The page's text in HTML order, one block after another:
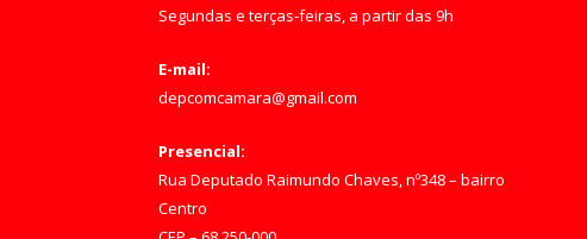
Segundas e terças-feiras, a partir das 9h
E-mail:
depcomcamara@gmail.com
Presencial:
Rua Deputado Raimundo Chaves, nº348 – bairro
Centro